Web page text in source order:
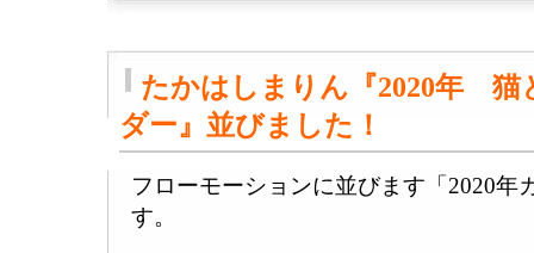
たかはしまりん『2020年 猫
ダー』並びました！
フローモーションに並びます「2020年
す。